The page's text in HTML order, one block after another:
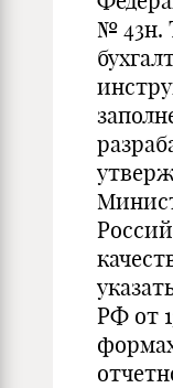
№ 43н.
РФ от